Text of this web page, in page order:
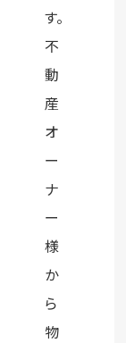
す。
不
動
産
オ
ー
ナ
ー
様
か
ら
物